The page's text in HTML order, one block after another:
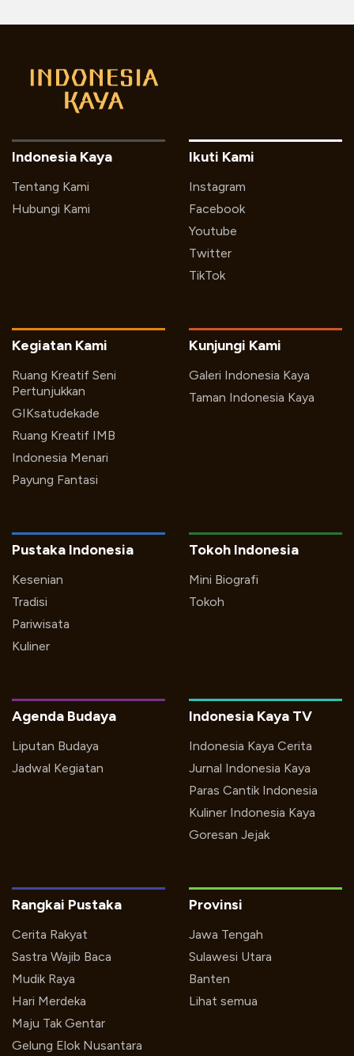
Indonesia Kaya
Tentang Kami
Hubungi Kami
Ikuti Kami
Instagram
Facebook
Youtube
Twitter
TikTok
Kegiatan Kami
Ruang Kreatif Seni
Pertunjukkan
GIKsatudekade
Ruang Kreatif IMB
Indonesia Menari
Payung Fantasi
Kunjungi Kami
Galeri Indonesia Kaya
Taman Indonesia Kaya
Pustaka Indonesia
Kesenian
Tradisi
Pariwisata
Kuliner
Tokoh Indonesia
Mini Biografi
Tokoh
Indonesia Kaya TV
Indonesia Kaya Cerita
Jurnal Indonesia Kaya
Paras Cantik Indonesia
Kuliner Indonesia Kaya
Goresan Jejak
Agenda Budaya
Liputan Budaya
Jadwal Kegiatan
Rangkai Pustaka
Cerita Rakyat
Sastra Wajib Baca
Mudik Raya
Hari Merdeka
Maju Tak Gentar
Gelung Elok Nusantara
Provinsi
Jawa Tengah
Sulawesi Utara
Banten
Lihat semua